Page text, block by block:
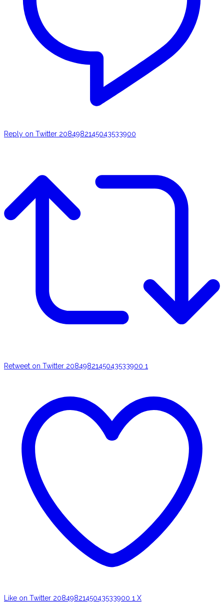
Reply on Twitter 2084982145043533900
Retweet on Twitter 2084982145043533900 1
Like on Twitter 2084982145043533900 1 X